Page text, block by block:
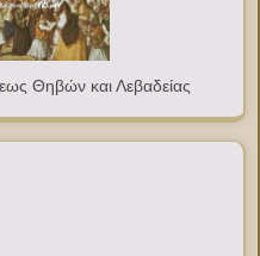
Θηβών και Λεβαδείας